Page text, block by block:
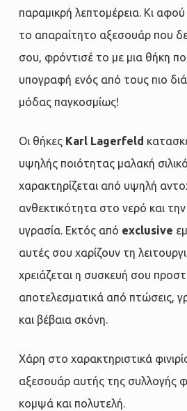
παραμικρή λεπτομέρεια. Κι αφού
το απαραίτητο αξεσουάρ που
σου, φρόντισέ το με μια θήκη
υπογραφή ενός από τους πιο
μόδας παγκοσμίως!
Οι θήκες Karl Lagerfeld
υψηλής ποιότητας μαλακή
χαρακτηρίζεται από υψηλή
ανθεκτικότητα στο νερό και
υγρασία. Εκτός από exclusive
αυτές σου χαρίζουν τη
χρειάζεται η συσκευή σου
αποτελεσματικά από πτώσεις,
και βέβαια σκόνη.
Χάρη στο χαρακτηριστικά
αξεσουάρ αυτής της συλλογής
κομψά και πολυτελή.